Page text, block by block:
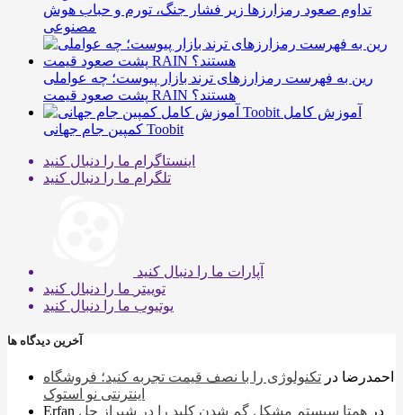
تداوم صعود رمزارزها زیر فشار جنگ، تورم و حباب هوش
مصنوعی
رین به فهرست رمزارزهای ترند بازار پیوست؛ چه عواملی
پشت صعود قیمت RAIN هستند؟
آموزش کامل
کمپین جام جهانی Toobit
اینستاگرام ما را دنبال کنید
تلگرام ما را دنبال کنید
آپارات ما را دنبال کنید
توییتر ما را دنبال کنید
یوتیوب ما را دنبال کنید
آخرین دیدگاه ها
احمدرضا در تکنولوژی را با نصف قیمت تجربه کنید؛ فروشگاه
اینترنتی نو استوک
Erfan
در همتا سیستم مشکل گم شدن کلید را در شیراز حل